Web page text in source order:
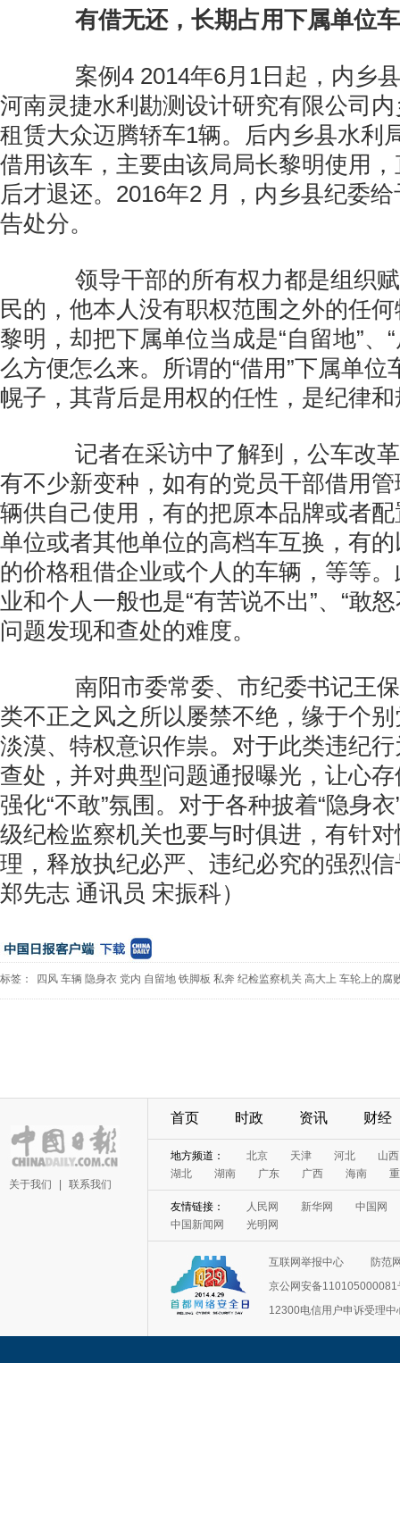
有借无还，长期占用下属单位
案例4 2014年6月1日起，内乡县
河南灵捷水利勘测设计研究有限公司
租赁大众迈腾轿车1辆。后内乡县水利
借用该车，主要由该局局长黎明使用
后才退还。2016年2 月，内乡县纪委
告处分。
领导干部的所有权力都是组织赋
民的，他本人没有职权范围之外的任
黎明，却把下属单位当成是“自留地”、
么方便怎么来。所谓的“借用”下属单位
幌子，其背后是用权的任性，是纪律
记者在采访中了解到，公车改革
有不少新变种，如有的党员干部借用
辆供自己使用，有的把原本品牌或者
单位或者其他单位的高档车互换，有
的价格租借企业或个人的车辆，等等
业和个人一般也是“有苦说不出”、“敢
问题发现和查处的难度。
南阳市委常委、市纪委书记王保
类不正之风之所以屡禁不绝，缘于个
淡漠、特权意识作祟。对于此类违纪
查处，并对典型问题通报曝光，让心
强化“不敢”氛围。对于各种披着“隐身衣
级纪检监察机关也要与时俱进，有针
理，释放执纪必严、违纪必究的强烈
郑先志 通讯员 宋振科）
标签： 四风 车辆 隐身衣 党内 自留地 铁脚板 私奔 纪检监察机关 高大上 车轮上的腐
关于我们 联系我们
首页 时政 资讯 财经
地方频道： 北京 天津 河北
山西
湖北
湖南 广东 广西 海南
友情链接： 人民网 新华网
中国网
中国新闻网
光明网
互联网举报中心
防范
京公网安备110105000081
12300电信用户申诉受理中